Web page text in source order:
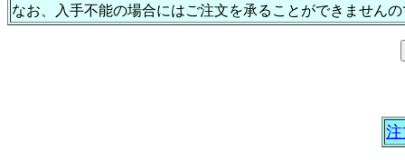
なお、入手不能の場合にはご注文を承ることができません